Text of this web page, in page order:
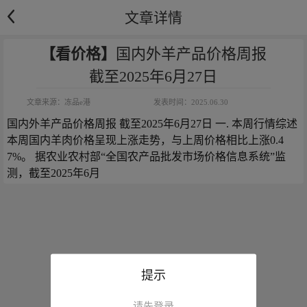
文章详情
【看价格】
国内外羊产品价格周报
截至2025年6月27日
文章来源： 冻品e港 发表时间： 2025.06.30
国内外羊产品价格周报 截至2025年6月27日 一. 本周行情综述
本周国内羊肉价格呈现上涨走势，与上周价格相比上涨0.4
7%。 据农业农村部“全国农产品批发市场价格信息系统”监
测，截至2025年6月
提示